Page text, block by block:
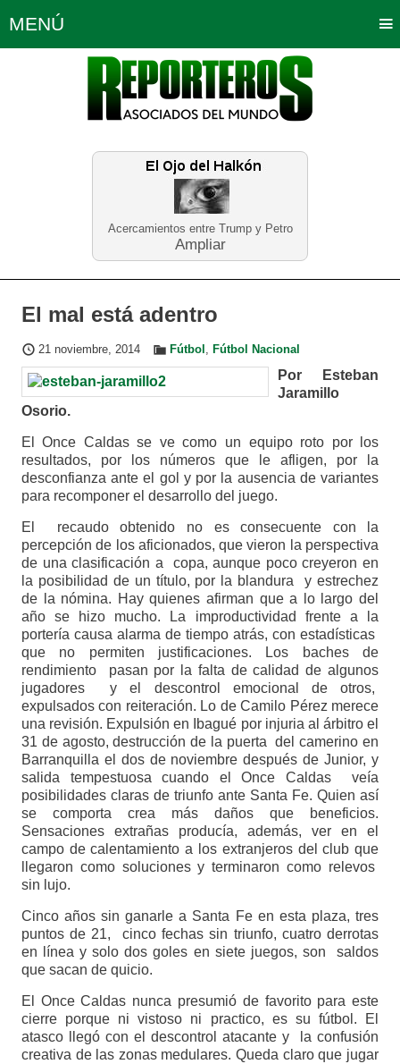
Acercamientos entre Trump y Petro
Ampliar
MENÚ
Política Opinión Bogotá
Planeta Tierra Deportes
Educación Neira
El mal está adentro
21 noviembre, 2014 Fútbol , Fútbol Nacional
Por Esteban
Jaramillo
Osorio.
El Once Caldas se ve como un equipo roto por los
resultados, por los números que le afligen, por la
desconfianza ante el gol y por la ausencia de variantes
para recomponer el desarrollo del juego.
El recaudo obtenido no es consecuente con la
percepción de los aficionados, que vieron la perspectiva
de una clasificación a copa, aunque poco creyeron en
la posibilidad de un título, por la blandura y estrechez
de la nómina. Hay quienes afirman que a lo largo del
año se hizo mucho. La improductividad frente a la
portería causa alarma de tiempo atrás, con estadísticas
que no permiten justificaciones. Los baches de
rendimiento pasan por la falta de calidad de algunos
jugadores y el descontrol emocional de otros,
expulsados con reiteración. Lo de Camilo Pérez merece
una revisión. Expulsión en Ibagué por injuria al árbitro el
31 de agosto, destrucción de la puerta del camerino en
Barranquilla el dos de noviembre después de Junior, y
salida tempestuosa cuando el Once Caldas veía
posibilidades claras de triunfo ante Santa Fe. Quien así
se comporta crea más daños que beneficios.
Sensaciones extrañas producía, además, ver en el
campo de calentamiento a los extranjeros del club que
llegaron como soluciones y terminaron como relevos
sin lujo.
Cinco años sin ganarle a Santa Fe en esta plaza, tres
puntos de 21, cinco fechas sin triunfo, cuatro derrotas
en línea y solo dos goles en siete juegos, son saldos
que sacan de quicio.
El Once Caldas nunca presumió de favorito para este
cierre porque ni vistoso ni practico, es su fútbol. El
atasco llegó con el descontrol atacante y la confusión
creativa de las zonas medulares. Queda claro que jugar